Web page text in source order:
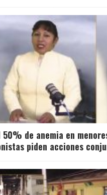
50% de anemia en
piden acciones